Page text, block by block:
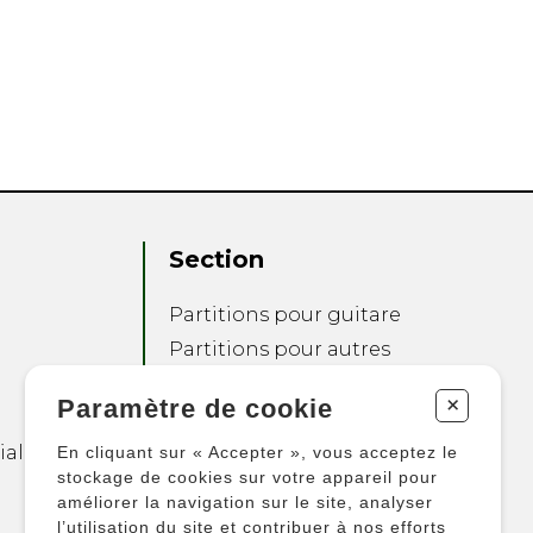
Section
Partitions pour guitare
Partitions pour autres
Partitions pour
Autres produits
Paramètre de cookie +
En cliquant sur « Accepter », vous acceptez le
stockage de cookies sur votre appareil pour
améliorer la navigation sur le site, analyser
l’utilisation du site et contribuer à nos efforts